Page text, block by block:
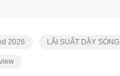
2026 LÃI SUẤT DẬY SÓNG